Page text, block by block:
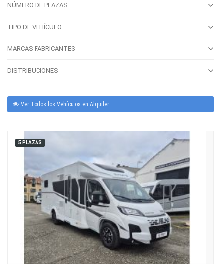
NÚMERO DE PLAZAS
TIPO DE VEHÍCULO
MARCAS FABRICANTES
DISTRIBUCIONES
Ver Todos los Vehículos en Alquiler
5 PLAZAS